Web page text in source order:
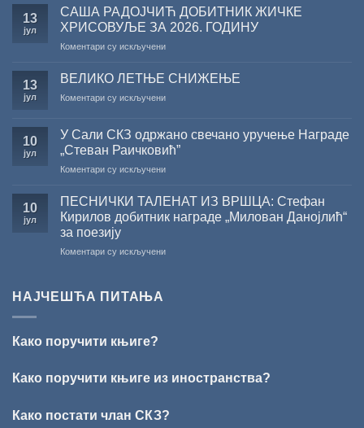
поводом
резултата
конкурса
Министарства
за
капиталних
на
српском
13
јул
САША РАДОЈЧИЋ ДОБИТНИК ЖИЧКЕ
ХРИСОВУЉЕ ЗА 2026. ГОДИНУ
Коментари су искљученина
РАДОЈЧИЋ
ЖИЧКЕ
2026.
ГОДИНУ
13
јул
ВЕЛИКО ЛЕТЊЕ СНИЖЕЊЕ
Коментари су искљученина
СНИЖЕЊЕ
10
јул
У Сали СКЗ одржано свечано уручење Награде
„Стеван Раичковић”
Коментари су искљученина
Сали
одржано
уручење
10
јул
ПЕСНИЧКИ ТАЛЕНАТ ИЗ ВРШЦА: Стефан
Кирилов добитник награде „Милован Данојлић“
за поезију
Коментари су искљученина
„Милован
поезију
НАЈЧЕШЋА ПИТАЊА
Како поручити књиге?
Како поручити књиге из иностранства?
Како постати члан СКЗ?